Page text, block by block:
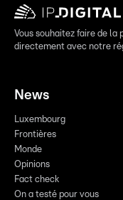
Vous souhaitez faire de la
directement avec notre
News
Luxembourg
Frontières
Monde
Opinions
Fact check
On a testé pour vous